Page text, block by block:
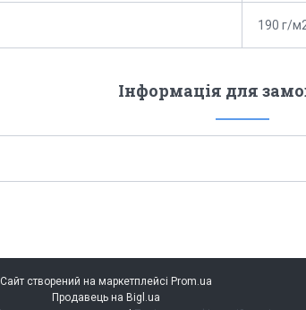
190 г/
Інформація для
Сайт створений на маркетплейсі Prom.ua
Продавець на Bigl.ua